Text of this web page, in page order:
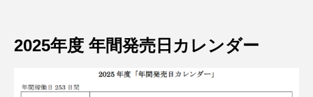
2025年度 年間発売日カレンダー